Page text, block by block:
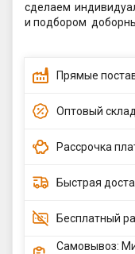
сделаем
и подбором
Прямые
Оптовый
Рассрочка
Быстрая
Бесплатный
Самовывоз: